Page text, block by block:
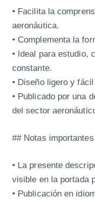
• Facilita la
aeronáutica.
• Complementa la
• Ideal para estudio,
constante.
• Diseño ligero y
• Publicado por una
del sector
## Notas importantes
• La presente
visible en la portada
• Publicación en